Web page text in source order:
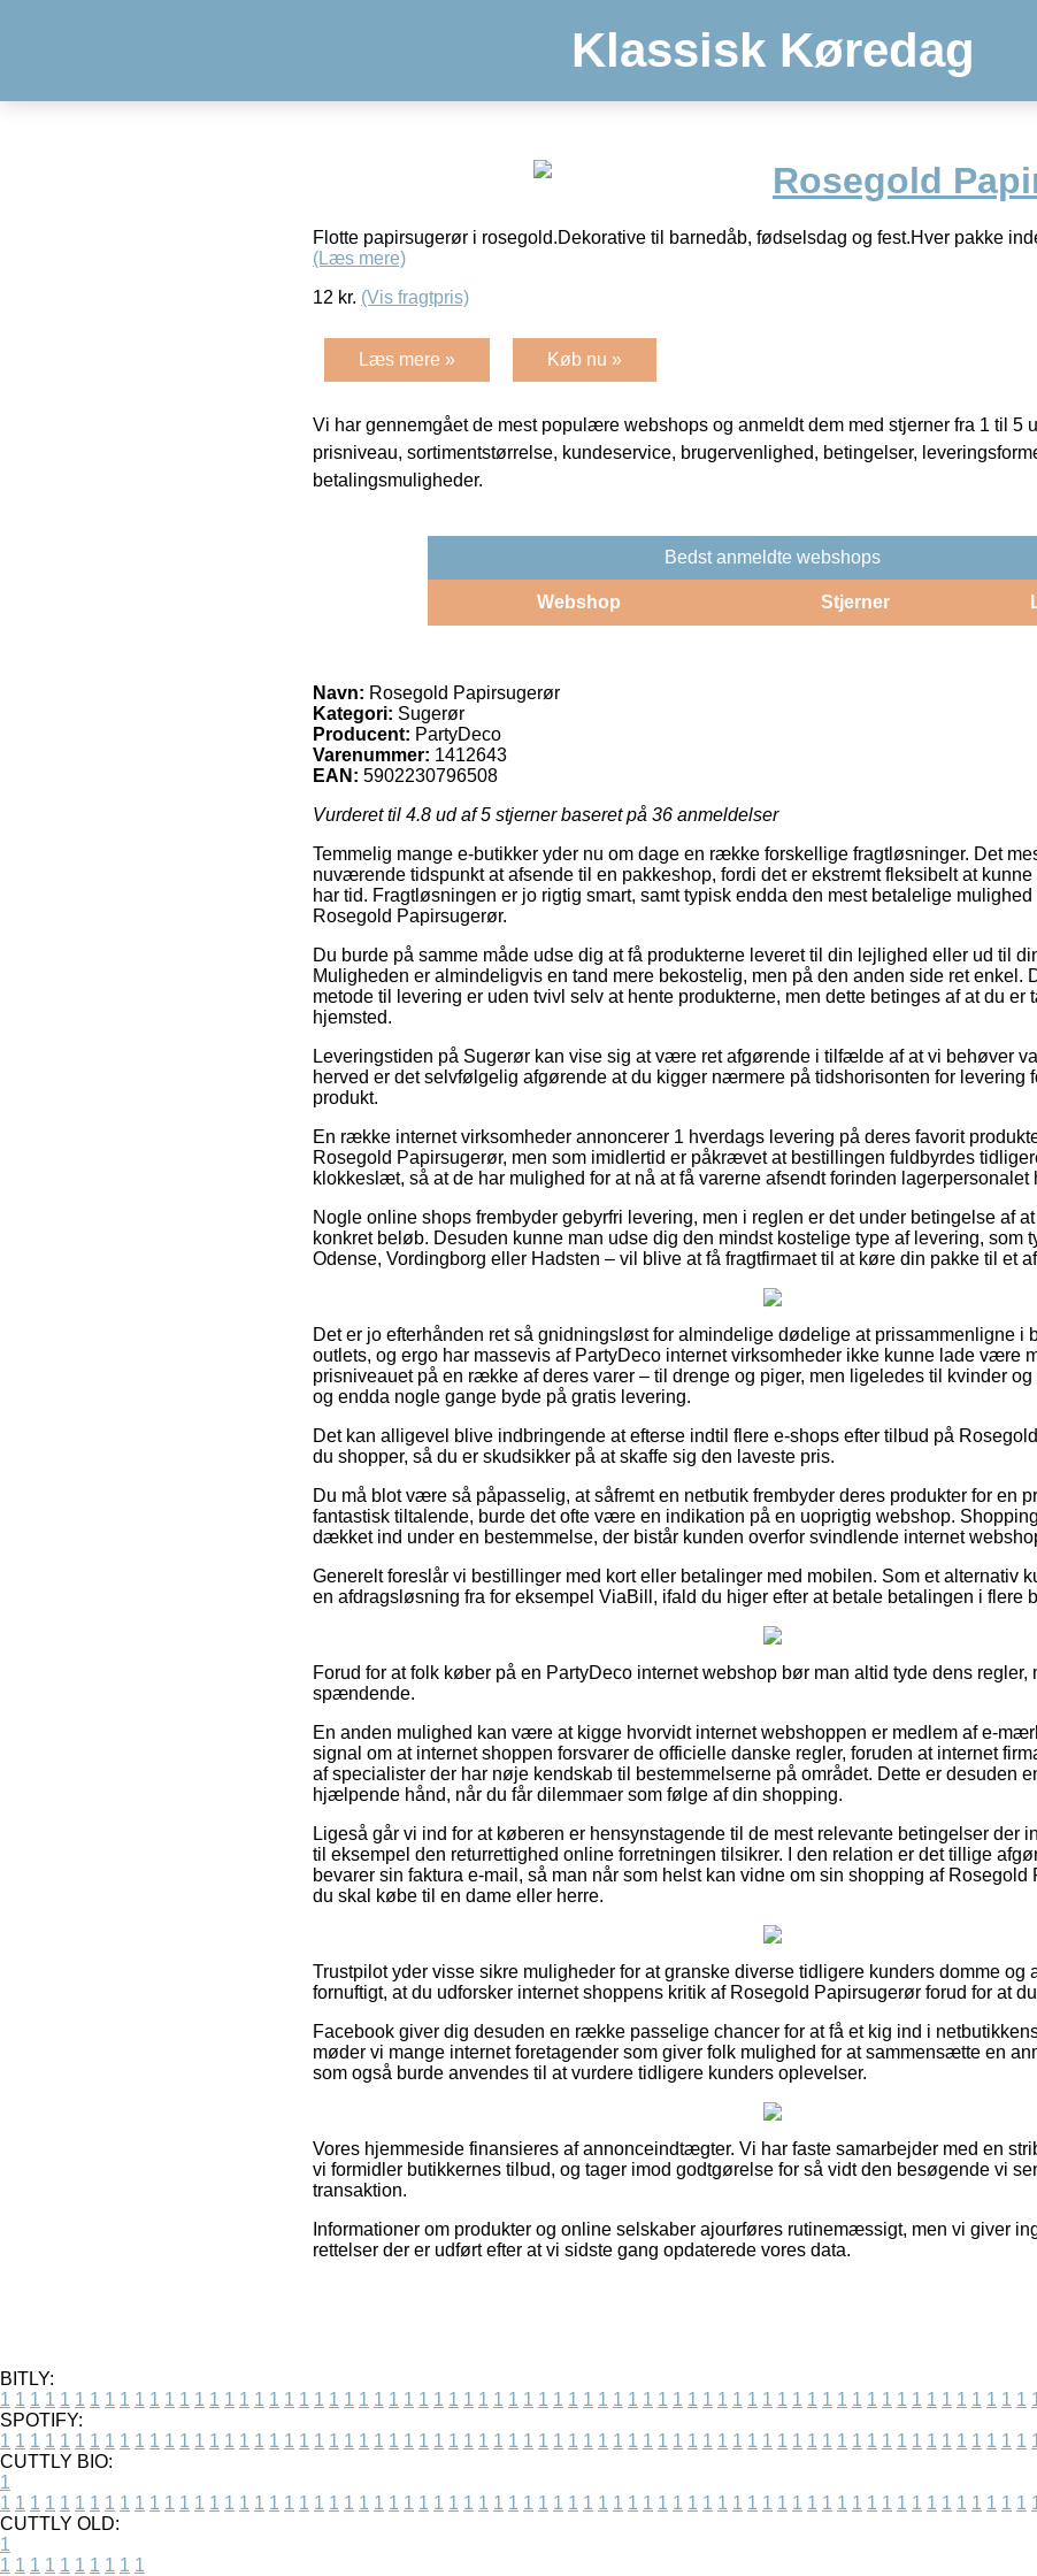
Klassisk Køredag
Rosegold
Flotte papirsugerør i rosegold.Dekorative til barnedåb, fødselsdag og fest.Hver pakke
(Læs mere)
12 kr. (Vis fragtpris)
Læs mere » Køb nu »
Vi har gennemgået de mest populære webshops og anmeldt dem med stjerner fra 1 til 5
prisniveau, sortimentstørrelse, kundeservice, brugervenlighed, betingelser,
betalingsmuligheder.
Bedst anmeldte webshops
Webshop Stjerner
Navn: Rosegold Papirsugerør
Kategori: Sugerør
Producent: PartyDeco
Varenummer: 1412643
EAN: 5902230796508
Vurderet til 4.8 ud af 5 stjerner baseret på 36 anmeldelser
Temmelig mange e-butikker yder nu om dage en række forskellige fragtløsninger. Det
nuværende tidspunkt at afsende til en pakkeshop, fordi det er ekstremt fleksibelt at
har tid. Fragtløsningen er jo rigtig smart, samt typisk endda den mest betalelige
Rosegold Papirsugerør.
Du burde på samme måde udse dig at få produkterne leveret til din lejlighed eller ud til
Muligheden er almindeligvis en tand mere bekostelig, men på den anden side ret enkel.
metode til levering er uden tvivl selv at hente produkterne, men dette betinges af at du
hjemsted.
Leveringstiden på Sugerør kan vise sig at være ret afgørende i tilfælde af at vi behøver
herved er det selvfølgelig afgørende at du kigger nærmere på tidshorisonten for levering
produkt.
En række internet virksomheder annoncerer 1 hverdags levering på deres favorit
Rosegold Papirsugerør, men som imidlertid er påkrævet at bestillingen fuldbyrdes
klokkeslæt, så at de har mulighed for at nå at få varerne afsendt forinden lagerpersonalet
Nogle online shops frembyder gebyrfri levering, men i reglen er det under betingelse af
konkret beløb. Desuden kunne man udse dig den mindst kostelige type af levering, som
Odense, Vordingborg eller Hadsten – vil blive at få fragtfirmaet til at køre din pakke til et
Det er jo efterhånden ret så gnidningsløst for almindelige dødelige at prissammenligne i
outlets, og ergo har massevis af PartyDeco internet virksomheder ikke kunne lade være
prisniveauet på en række af deres varer – til drenge og piger, men ligeledes til kvinder
og endda nogle gange byde på gratis levering.
Det kan alligevel blive indbringende at efterse indtil flere e-shops efter tilbud på
du shopper, så du er skudsikker på at skaffe sig den laveste pris.
Du må blot være så påpasselig, at såfremt en netbutik frembyder deres produkter for en
fantastisk tiltalende, burde det ofte være en indikation på en uoprigtig webshop.
dækket ind under en bestemmelse, der bistår kunden overfor svindlende internet
Generelt foreslår vi bestillinger med kort eller betalinger med mobilen. Som et alternativ
en afdragsløsning fra for eksempel ViaBill, ifald du higer efter at betale betalingen i flere
Forud for at folk køber på en PartyDeco internet webshop bør man altid tyde dens regler,
spændende.
En anden mulighed kan være at kigge hvorvidt internet webshoppen er medlem af e-
signal om at internet shoppen forsvarer de officielle danske regler, foruden at internet
af specialister der har nøje kendskab til bestemmelserne på området. Dette er desuden
hjælpende hånd, når du får dilemmaer som følge af din shopping.
Ligeså går vi ind for at køberen er hensynstagende til de mest relevante betingelser der
til eksempel den returrettighed online forretningen tilsikrer. I den relation er det tillige
bevarer sin faktura e-mail, så man når som helst kan vidne om sin shopping af Rosegold
du skal købe til en dame eller herre.
Trustpilot yder visse sikre muligheder for at granske diverse tidligere kunders domme og
fornuftigt, at du udforsker internet shoppens kritik af Rosegold Papirsugerør forud for at
Facebook giver dig desuden en række passelige chancer for at få et kig ind i
møder vi mange internet foretagender som giver folk mulighed for at sammensætte en
som også burde anvendes til at vurdere tidligere kunders oplevelser.
Vores hjemmeside finansieres af annonceindtægter. Vi har faste samarbejder med en
vi formidler butikkernes tilbud, og tager imod godtgørelse for så vidt den besøgende vi
transaktion.
Informationer om produkter og online selskaber ajourføres rutinemæssigt, men vi giver
rettelser der er udført efter at vi sidste gang opdaterede vores data.
BITLY:
1 1 1 1 1 1 1 1 1 1 1 1 1 1 1 1 1 1 1 1 1 1 1 1 1 1 1 1 1 1 1 1 1 1 1 1 1 1 1 1 1 1 1 1 1 1 1 1 1 1 1 1 1 1 1 1 1 1 1 1 1 1 1 1 1 1 1 1 1
SPOTIFY:
1 1 1 1 1 1 1 1 1 1 1 1 1 1 1 1 1 1 1 1 1 1 1 1 1 1 1 1 1 1 1 1 1 1 1 1 1 1 1 1 1 1 1 1 1 1 1 1 1 1 1 1 1 1 1 1 1 1 1 1 1 1 1 1 1 1 1 1 1
CUTTLY BIO:
1
1 1 1 1 1 1 1 1 1 1 1 1 1 1 1 1 1 1 1 1 1 1 1 1 1 1 1 1 1 1 1 1 1 1 1 1 1 1 1 1 1 1 1 1 1 1 1 1 1 1 1 1 1 1 1 1 1 1 1 1 1 1 1 1 1 1 1 1 1
CUTTLY OLD:
1
1 1 1 1 1 1 1 1 1 1